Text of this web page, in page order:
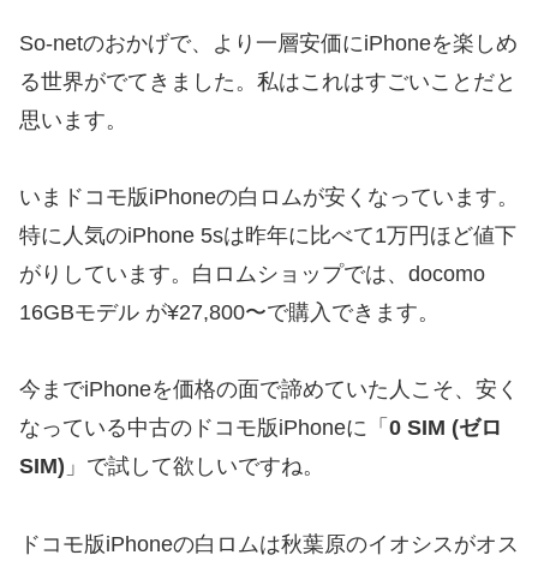
So-netのおかげで、より一層安価にiPhoneを楽しめ
る世界がでてきました。私はこれはすごいことだと
思います。
いまドコモ版iPhoneの白ロムが安くなっています。
特に人気のiPhone 5sは昨年に比べて1万円ほど値下
がりしています。白ロムショップでは、docomo
16GBモデル が¥27,800〜で購入できます。
今までiPhoneを価格の面で諦めていた人こそ、安く
なっている中古のドコモ版iPhoneに「 0 SIM (ゼロ
SIM) 」で試して欲しいですね。
ドコモ版iPhoneの白ロムは秋葉原のイオシスがオス